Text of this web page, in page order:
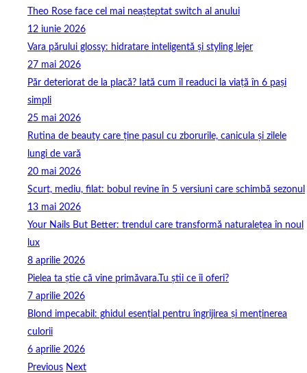
Theo Rose face cel mai neașteptat switch al anului
12 iunie 2026
Vara părului glossy: hidratare inteligentă și styling lejer
27 mai 2026
Păr deteriorat de la placă? Iată cum îl readuci la viață în 6 pași
simpli
25 mai 2026
Rutina de beauty care ține pasul cu zborurile, canicula și zilele
lungi de vară
20 mai 2026
Scurt, mediu, filat: bobul revine în 5 versiuni care schimbă sezonul
13 mai 2026
Your Nails But Better: trendul care transformă naturalețea în noul
lux
8 aprilie 2026
Pielea ta știe că vine primăvara.Tu știi ce îi oferi?
7 aprilie 2026
Blond impecabil: ghidul esențial pentru îngrijirea și menținerea
culorii
6 aprilie 2026
Previous Next